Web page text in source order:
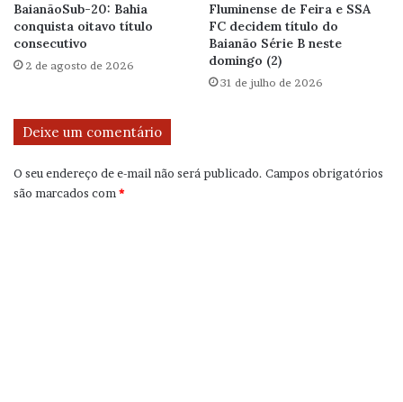
BaianãoSub-20: Bahia
conquista oitavo título
consecutivo
2 de agosto de 2026
Fluminense de Feira e SSA
FC decidem título do
Baianão Série B neste
domingo (2)
31 de julho de 2026
Deixe um comentário
O seu endereço de e-mail não será publicado. Campos obrigatórios
são marcados com*